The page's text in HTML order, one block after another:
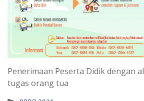
Penerimaan Peserta Didik dengan
tugas orang tua